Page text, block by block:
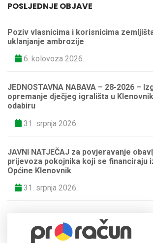
POSLJEDNJE OBJAVE
Poziv vlasnicima i korisnicima
uklanjanje ambrozije
6. kolovoza 2026.
JEDNOSTAVNA NABAVA – 28-2026 –
opremanje dječjeg igrališta u
odabiru
31. srpnja 2026.
JAVNI NATJEČAJ za povjeravanje
prijevoza pokojnika koji se financiraju
Općine Klenovnik
31. srpnja 2026.